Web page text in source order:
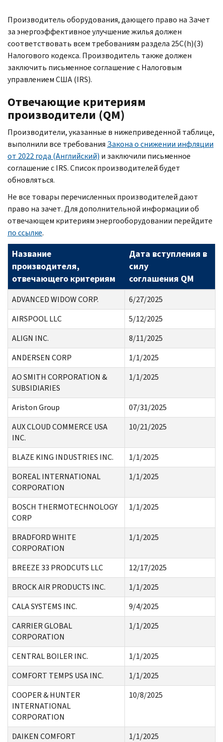
Производитель оборудования, дающего право на Зачет
за энергоэффективное улучшение жилья должен
соответствовать всем требованиям раздела 25C(h)(3)
Налогового кодекса. Производитель также должен
заключить письменное соглашение с Налоговым
управлением США (IRS).
Отвечающие критериям
производители (QM)
Производители, указанные в нижеприведенной таблице,
выполнили все требования Закона о снижении инфляции
от 2022 года (Английский) и заключили письменное
соглашение сIRS.Список производителей будет
обновляться.
Не все товары перечисленных производителей дают
право на зачет. Для дополнительной информации об
отвечающем критериям энергооборудовании перейдите
по ссылке.
Название
производителя,
отвечающего критериям
Дата вступления в
силу
соглашения QM
ADVANCED WIDOW CORP.
6/27/2025
AIRSPOOL LLC
5/12/2025
ALIGN INC.
8/11/2025
ANDERSEN CORP
1/1/2025
AO SMITH CORPORATION &
SUBSIDIARIES
1/1/2025
Ariston Group
07/31/2025
AUX CLOUD COMMERCE USA
INC.
10/21/2025
BLAZE KING INDUSTRIES INC.
1/1/2025
BOREAL INTERNATIONAL
CORPORATION
1/1/2025
BOSCH THERMOTECHNOLOGY
CORP
1/1/2025
BRADFORD WHITE
CORPORATION
1/1/2025
BREEZE 33 PRODCUTS LLC
12/17/2025
BROCK AIR PRODUCTS INC.
1/1/2025
CALA SYSTEMS INC.
9/4/2025
CARRIER GLOBAL
CORPORATION
1/1/2025
CENTRAL BOILER INC.
1/1/2025
COMFORT TEMPS USA INC.
1/1/2025
COOPER & HUNTER
INTERNATIONAL
CORPORATION
10/8/2025
DAIKEN COMFORT
1/1/2025